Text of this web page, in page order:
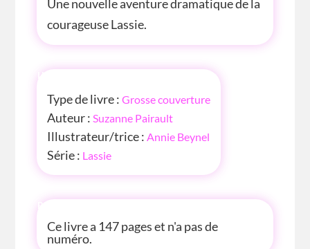
Une nouvelle aventure dramatique de la
courageuse Lassie.
INFOS
Type de livre : Grosse couverture
Auteur : Suzanne Pairault
Illustrateur/trice : Annie Beynel
Série : Lassie
P'TITE INFOS
Ce livre a 147 pages et n'a pas de
numéro.